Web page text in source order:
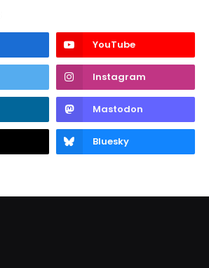
YouTube
Instagram
Mastodon
Bluesky